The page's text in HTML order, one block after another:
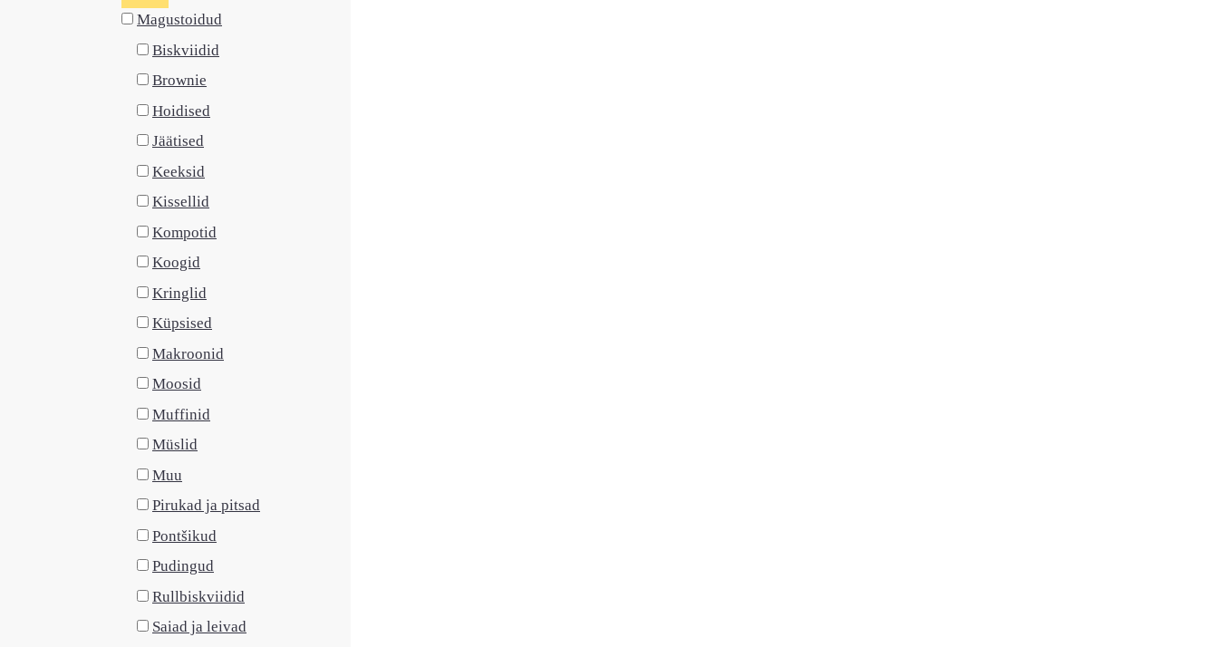
Magustoidud
Biskviidid
Brownie
Hoidised
Jäätised
Keeksid
Kissellid
Kompotid
Koogid
Kringlid
Küpsised
Makroonid
Moosid
Muffinid
Müslid
Muu
Pirukad ja pitsad
Pontšikud
Pudingud
Rullbiskviidid
Saiad ja leivad